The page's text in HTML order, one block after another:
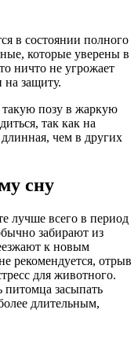
в состоянии полного
которые уверены в
ничто не угрожает
на защиту.
позу в жаркую
так как на
чем в других
сну
лучше всего в период
забирают из
к новым
рекомендуется, отрыв
для животного.
засыпать
длительным,